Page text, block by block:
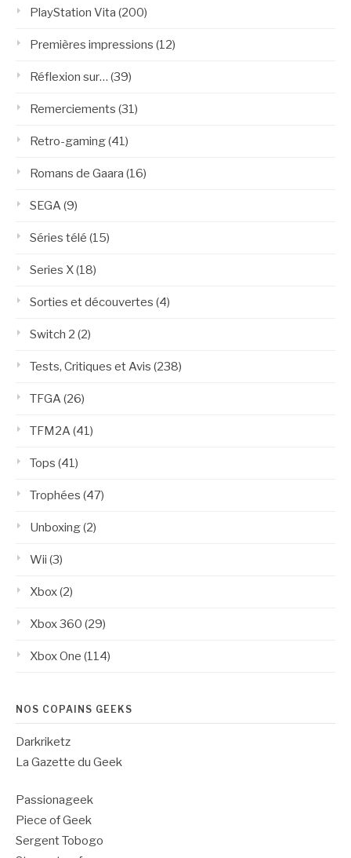
PlayStation Vita (200)
Premières impressions (12)
Réflexion sur… (39)
Remerciements (31)
Retro-gaming(41)
Romans de Gaara (16)
SEGA(9)
Séries télé (15)
Series X(18)
Sorties et découvertes (4)
Switch 2 (2)
Tests, Critiques et Avis (238)
TFGA(26)
TFM2A(41)
Tops (41)
Trophées (47)
Unboxing(2)
Wii (3)
Xbox(2)
Xbox 360 (29)
Xbox One (114)
NOS COPAINS GEEKS
Darkriketz
La Gazette du Geek
Passionageek
Piece of Geek
Sergent Tobogo